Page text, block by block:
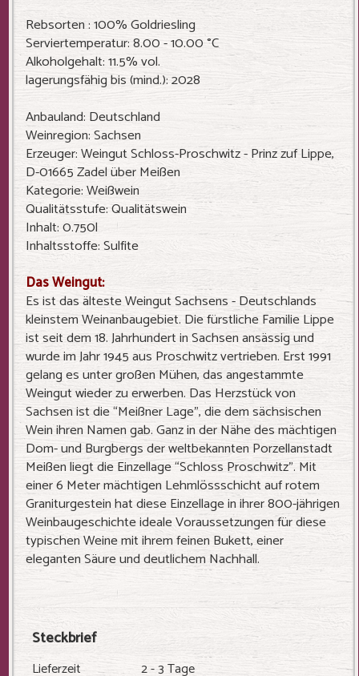
Rebsorten : 100% Goldriesling
Serviertemperatur: 8.00 - 10.00 °C
Alkoholgehalt: 11.5% vol.
lagerungsfähig bis (mind.): 2028
Anbauland: Deutschland
Weinregion: Sachsen
Erzeuger: Weingut Schloss-Proschwitz - Prinz zuf Lippe,
D-01665 Zadel über Meißen
Kategorie: Weißwein
Qualitätsstufe: Qualitätswein
Inhalt: 0.750l
Inhaltsstoffe: Sulfite
Das Weingut:
Es ist das älteste Weingut Sachsens - Deutschlands
kleinstem Weinanbaugebiet. Die fürstliche Familie Lippe
ist seit dem 18. Jahrhundert in Sachsen ansässig und
wurde im Jahr 1945 aus Proschwitz vertrieben. Erst 1991
gelang es unter großen Mühen, das angestammte
Weingut wieder zu erwerben. Das Herzstück von
Sachsen ist die “Meißner Lage”, die dem sächsischen
Wein ihren Namen gab. Ganz in der Nähe des mächtigen
Dom- und Burgbergs der weltbekannten Porzellanstadt
Meißen liegt die Einzellage “Schloss Proschwitz”. Mit
einer 6 Meter mächtigen Lehmlössschicht auf rotem
Graniturgestein hat diese Einzellage in ihrer 800-jährigen
Weinbaugeschichte ideale Voraussetzungen für diese
typischen Weine mit ihrem feinen Bukett, einer
eleganten Säure und deutlichem Nachhall.
Steckbrief
Lieferzeit
2 - 3 Tage